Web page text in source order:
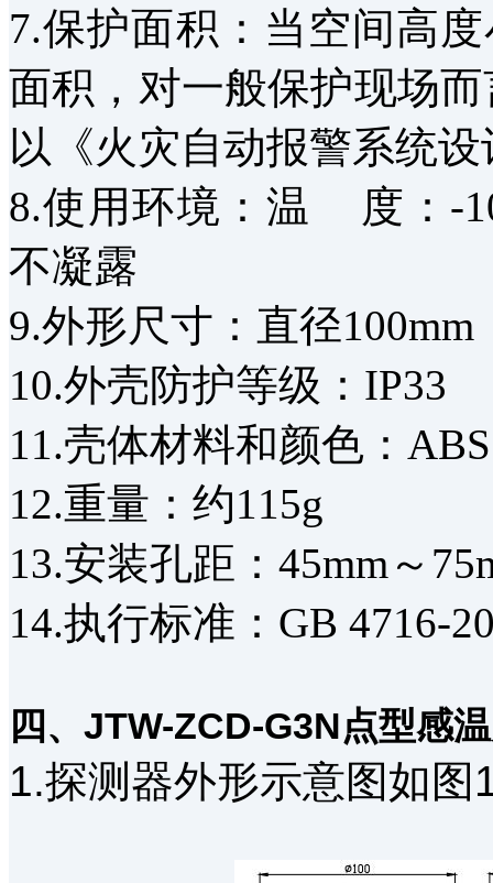
7.保护面积：当空间高
面积，对一般保护现场
以《火灾自动报警系统
8.使用环境：温 度：-
不凝露
9.外形尺寸：直径
10.外壳防护等级：IP33
11.壳体材料和颜色：
12.重量：约115g
13.安装孔距：45mm～
14.执行标准：GB 4716-
四、JTW-ZCD-G3N点型感
1.探测器外形示意图如图